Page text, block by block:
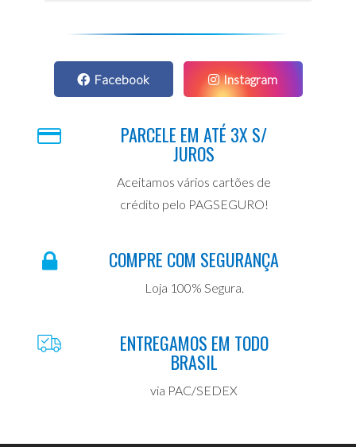
Facebook Instagram
PARCELE EM ATÉ 3X S/
JUROS
Aceitamos vários cartões de
crédito pelo PAGSEGURO!
COMPRE COM SEGURANÇA
Loja 100% Segura.
ENTREGAMOS EM TODO
BRASIL
via PAC/SEDEX